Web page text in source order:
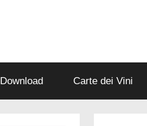
Download Carte dei Vini